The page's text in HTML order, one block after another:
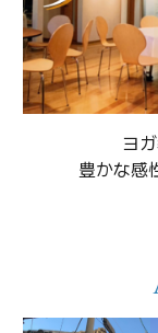
ヨ
豊かな感